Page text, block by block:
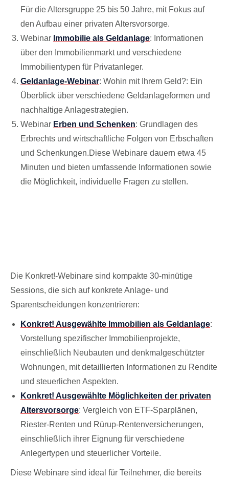
Für die Altersgruppe 25 bis 50 Jahre, mit Fokus auf
den Aufbau einer privaten Altersvorsorge.​
Webinar Immobilie als Geldanlage: Informationen
über den Immobilienmarkt und verschiedene
Immobilientypen für Privatanleger.​
Geldanlage-Webinar: Wohin mit Ihrem Geld?: Ein
Überblick über verschiedene Geldanlageformen und
nachhaltige Anlagestrategien.​
Webinar Erben und Schenken: Grundlagen des
Erbrechts und wirtschaftliche Folgen von Erbschaften
und Schenkungen.​Diese Webinare dauern etwa 45
Minuten und bieten umfassende Informationen sowie
die Möglichkeit, individuelle Fragen zu stellen.
Die Konkret!-Webinare sind kompakte 30-minütige
Sessions, die sich auf konkrete Anlage- und
Sparentscheidungen konzentrieren:​
Konkret! Ausgewählte Immobilien als Geldanlage:
Vorstellung spezifischer Immobilienprojekte,
einschließlich Neubauten und denkmalgeschützter
Wohnungen, mit detaillierten Informationen zu Rendite
und steuerlichen Aspekten.
Konkret! Ausgewählte Möglichkeiten der privaten
Altersvorsorge: Vergleich von ETF-Sparplänen,
Riester-Renten und Rürup-Rentenversicherungen,
einschließlich ihrer Eignung für verschiedene
Anlegertypen und steuerlicher Vorteile.​
Diese Webinare sind ideal für Teilnehmer, die bereits